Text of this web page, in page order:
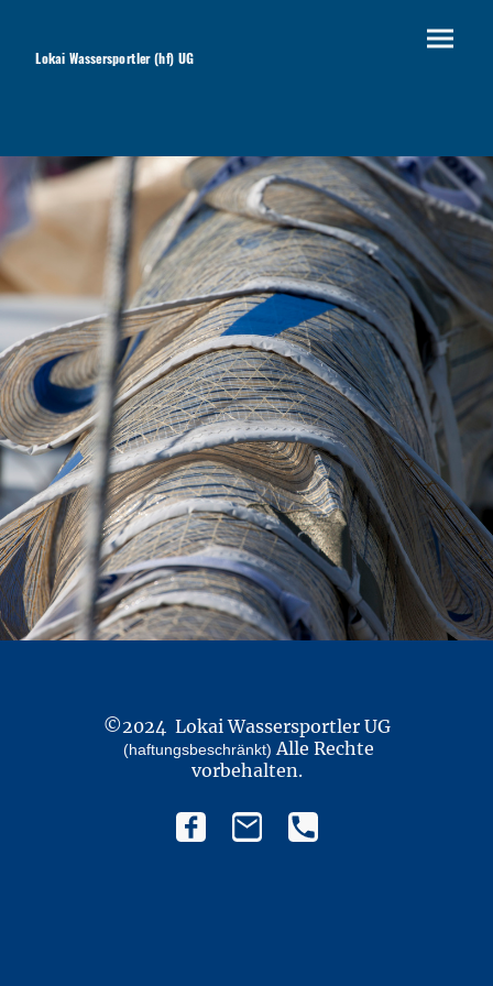
Lokai Wassersportler (hf) UG
©2024 Lokai Wassersportler UG
(haftungsbeschränkt) Alle Rechte
vorbehalten.